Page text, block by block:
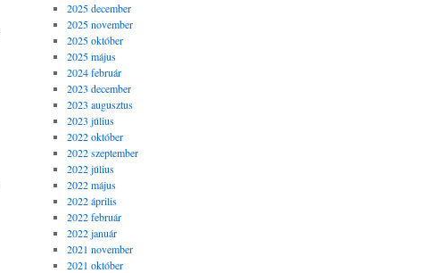
2025 december
2025 november
2025 október
2025 május
2024 február
2023 december
2023 augusztus
2023 július
2022 október
2022 szeptember
2022 július
2022 május
2022 április
2022 február
2022 január
2021 november
2021 október